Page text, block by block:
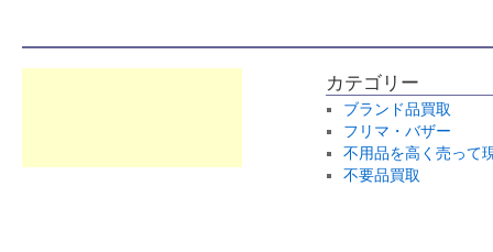
カテゴリー
ブランド品買取
フリマ・バザー
不用品を高く売って
不要品買取